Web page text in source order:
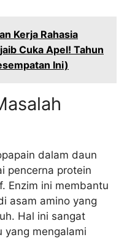
Kerja Rahasia
Cuka Apel! Tahun
Ini)
dalam daun
pencerna protein
Enzim ini membantu
asam amino yang
Hal ini sangat
yang mengalami